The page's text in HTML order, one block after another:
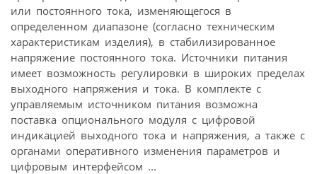
или постоянного тока, изменяющегося в
определенном диапазоне (согласно техническим
характеристикам изделия), в стабилизированное
напряжение постоянного тока. Источники питания
имеет возможность регулировки в широких пределах
выходного напряжения и тока. В комплекте с
управляемым источником питания возможна
поставка опционального модуля с цифровой
индикацией выходного тока и напряжения, а также с
органами оперативного изменения параметров и
цифровым интерфейсом ...